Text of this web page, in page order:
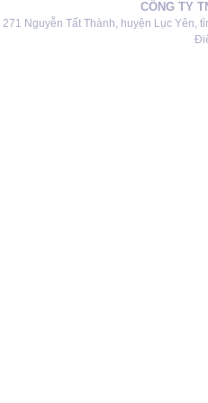
CÔNG TY
271 Nguyễn Tất Thành, huyện Lục Yên,